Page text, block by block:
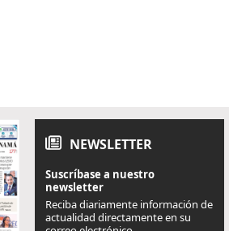
NEWSLETTER
Suscríbase a nuestro
newsletter
Reciba diariamente información de
actualidad directamente en su